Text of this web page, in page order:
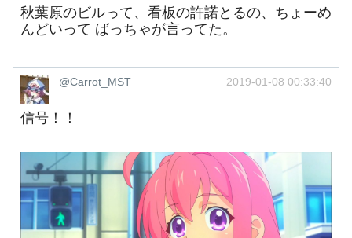
秋葉原のビルって、看板の許諾とるの、ちょーめ
んどいって ばっちゃが言ってた。
@Carrot_MST 2019-01-08 00:33:40
信号！！